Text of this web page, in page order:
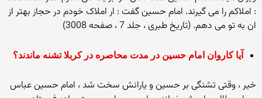
: املاکم را می گیرند. امام حسین گفت : ار املاک خودم در حجاز بهتر از
ان به تو می دهم. (تاریخ طبری ، جلد 7 ، صفحه 3008)
آیا کاروان امام حسین در مدت محاصره در کربلا تشنه ماندند؟
خیر ، وقتی تشنگی بر حسین و یارانش سخت شد ، امام حسین عباس